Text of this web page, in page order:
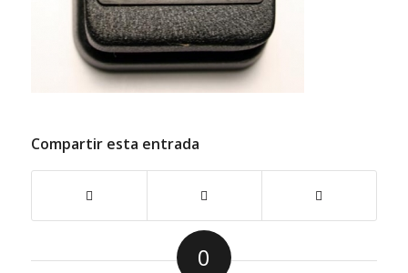
Compartir esta entrada
0